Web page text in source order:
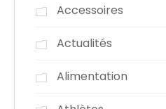
Accessoires
Actualités
Alimentation